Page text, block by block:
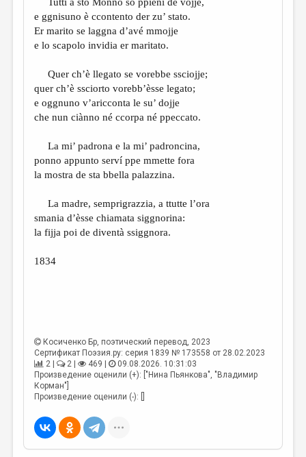
РЕДКОЛЛЕГИЯ
ОТ РЕДАКЦИИ
МАЛАЯ ПРОЗА
ЭССЕИСТИКА
КУЛЬТУРОВЕДЕНИЕ
ПУБЛИЦИСТИКА
РЕЦЕНЗИРОВАНИЕ
ЦИКЛЫ ПУБЛИКАЦИЙ
e ggnisuno è ccontento der zu’ stato.
Er marito se laggna d’avé mmojje
e lo scapolo invidia er maritato.
Quer ch’è llegato se vorebbe ssciojje;
quer ch’è ssciorto vorebb’èsse legato;
e oggnuno v’aricconta le su’ dojje
che nun ciànno né ccorpa né ppeccato.
La mi’ padrona e la mi’ padroncina,
ponno appunto serví ppe mmette fora
la mostra de sta bbella palazzina.
La madre, semprigrazzia, a ttutte l’ora
smania d’èsse chiamata siggnorina:
la fijja poi de diventà ssiggnora.
1834
Косиченко Бр, поэтический перевод, 2023
Сертификат Поэзия.ру: серия 1839 № 173558 от 28.02.2023
2 |
2 | 469 |
09.08.2026. 10:31:03
Произведение оценили (+): ["Нина Пьянкова", "Владимир
Корман"]
Произведение оценили (-): []